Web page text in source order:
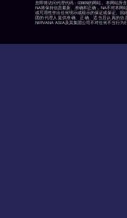
您即将访问代理代码：03909的网站。本网站所
NA将保持信息最新、准确和正确，NA不对本网
或可用性作出任何明示或暗示的保证或保证。因
团的代理人提供准确、正确、适当且认真的信
NIRVANA ASIA及其集团公司不对任何不当行为